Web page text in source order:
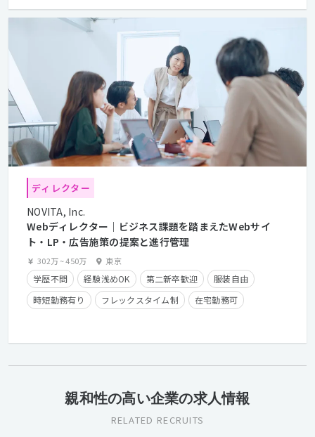
ディレクター
NOVITA, Inc.
Webディレクター｜ビジネス課題を踏まえたWebサイ
ト・LP・広告施策の提案と進行管理
302万~450万 東京
学歴不問 経験浅めOK 第二新卒歓迎
服装自由
時短勤務有り
フレックスタイム制
在宅勤務可
親和性の高い企業の求人情報
RELATED RECRUITS